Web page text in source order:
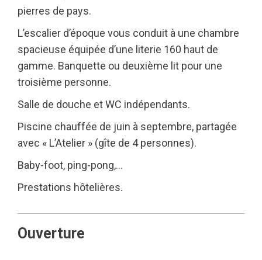
pierres de pays.
L’escalier d’époque vous conduit à une chambre
spacieuse équipée d’une literie 160 haut de
gamme. Banquette ou deuxième lit pour une
troisième personne.
Salle de douche et WC indépendants.
Piscine chauffée de juin à septembre, partagée
avec « L’Atelier » (gîte de 4 personnes).
Baby-foot, ping-pong,…
Prestations hôtelières.
Ouverture